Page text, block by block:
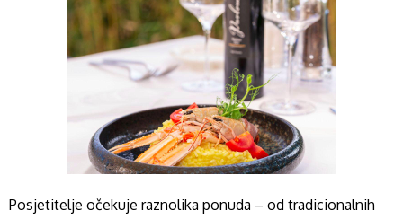
Posjetitelje očekuje raznolika ponuda – od tradicionalnih